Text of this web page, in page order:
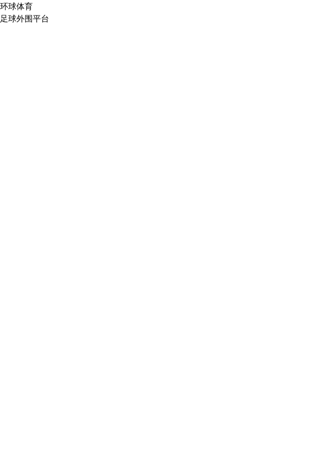
环球体育
足球外围平台